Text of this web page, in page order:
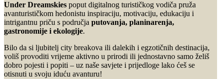
Under Dreamskies poput digitalnog turističkog vodiča pruža
avanturističkom hedonistu inspiraciju, motivaciju, edukaciju i
intrigantnu priču s područja putovanja, planinarenja,
gastronomije i ekologije.
Bilo da si ljubitelj city breakova ili dalekih i egzotičnih destinacija,
voliš provoditi vrijeme aktivno u prirodi ili jednostavno samo želiš
dobro pojesti i popiti – uz naše savjete i prijedloge lako ćeš se
otisnuti u svoju iduću avanturu!